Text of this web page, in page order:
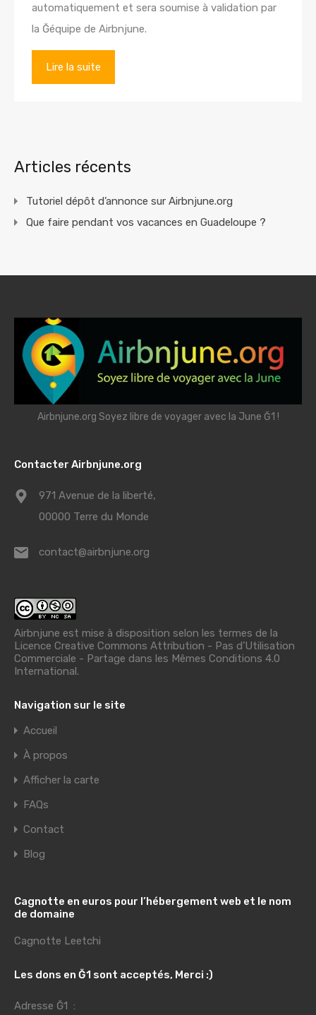
automatiquement et sera soumise à validation par
la Ğéquipe de Airbnjune.
Lire la suite
Articles récents
Tutoriel dépôt d’annonce sur Airbnjune.org
Que faire pendant vos vacances en Guadeloupe ?
Airbnjune.org Soyez libre de voyager avec la June Ğ1 !
Contacter Airbnjune.org
971 Avenue de la liberté,
00000 Terre du Monde
contact@airbnjune.org
Airbnjune est mise à disposition selon les termes de la
Licence Creative Commons Attribution - Pas d’Utilisation
Commerciale - Partage dans les Mêmes Conditions 4.0
International.
Navigation sur le site
Accueil
À propos
Afficher la carte
FAQs
Contact
Blog
Cagnotte en euros pour l’hébergement web et le nom
de domaine
Cagnotte Leetchi
Les dons en Ğ1 sont acceptés, Merci :)
Adresse Ğ1 :